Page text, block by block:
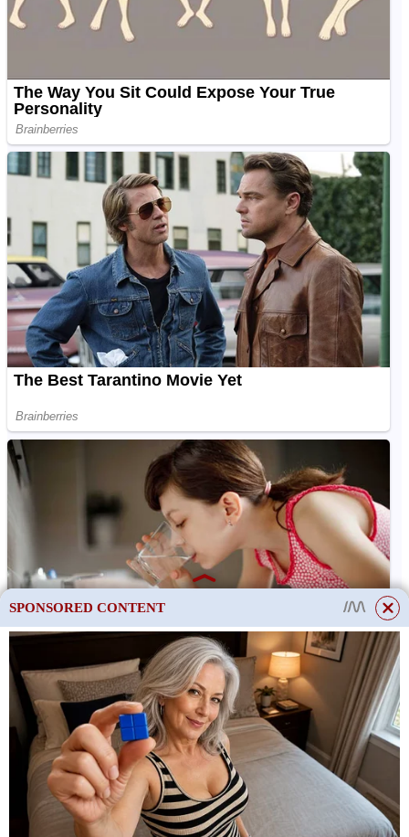
Uvařená máta může být doplněna dalšími aromatickými
SPONSORED CONTENT